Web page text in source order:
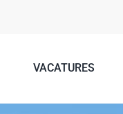
VACATURES